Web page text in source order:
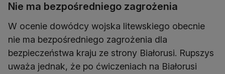
Nie ma bezpośredniego zagrożenia
W ocenie dowódcy wojska litewskiego obecnie
nie ma bezpośredniego zagrożenia dla
bezpieczeństwa kraju ze strony Białorusi. Rupszys
uważa jednak, że po ćwiczeniach na Białorusi